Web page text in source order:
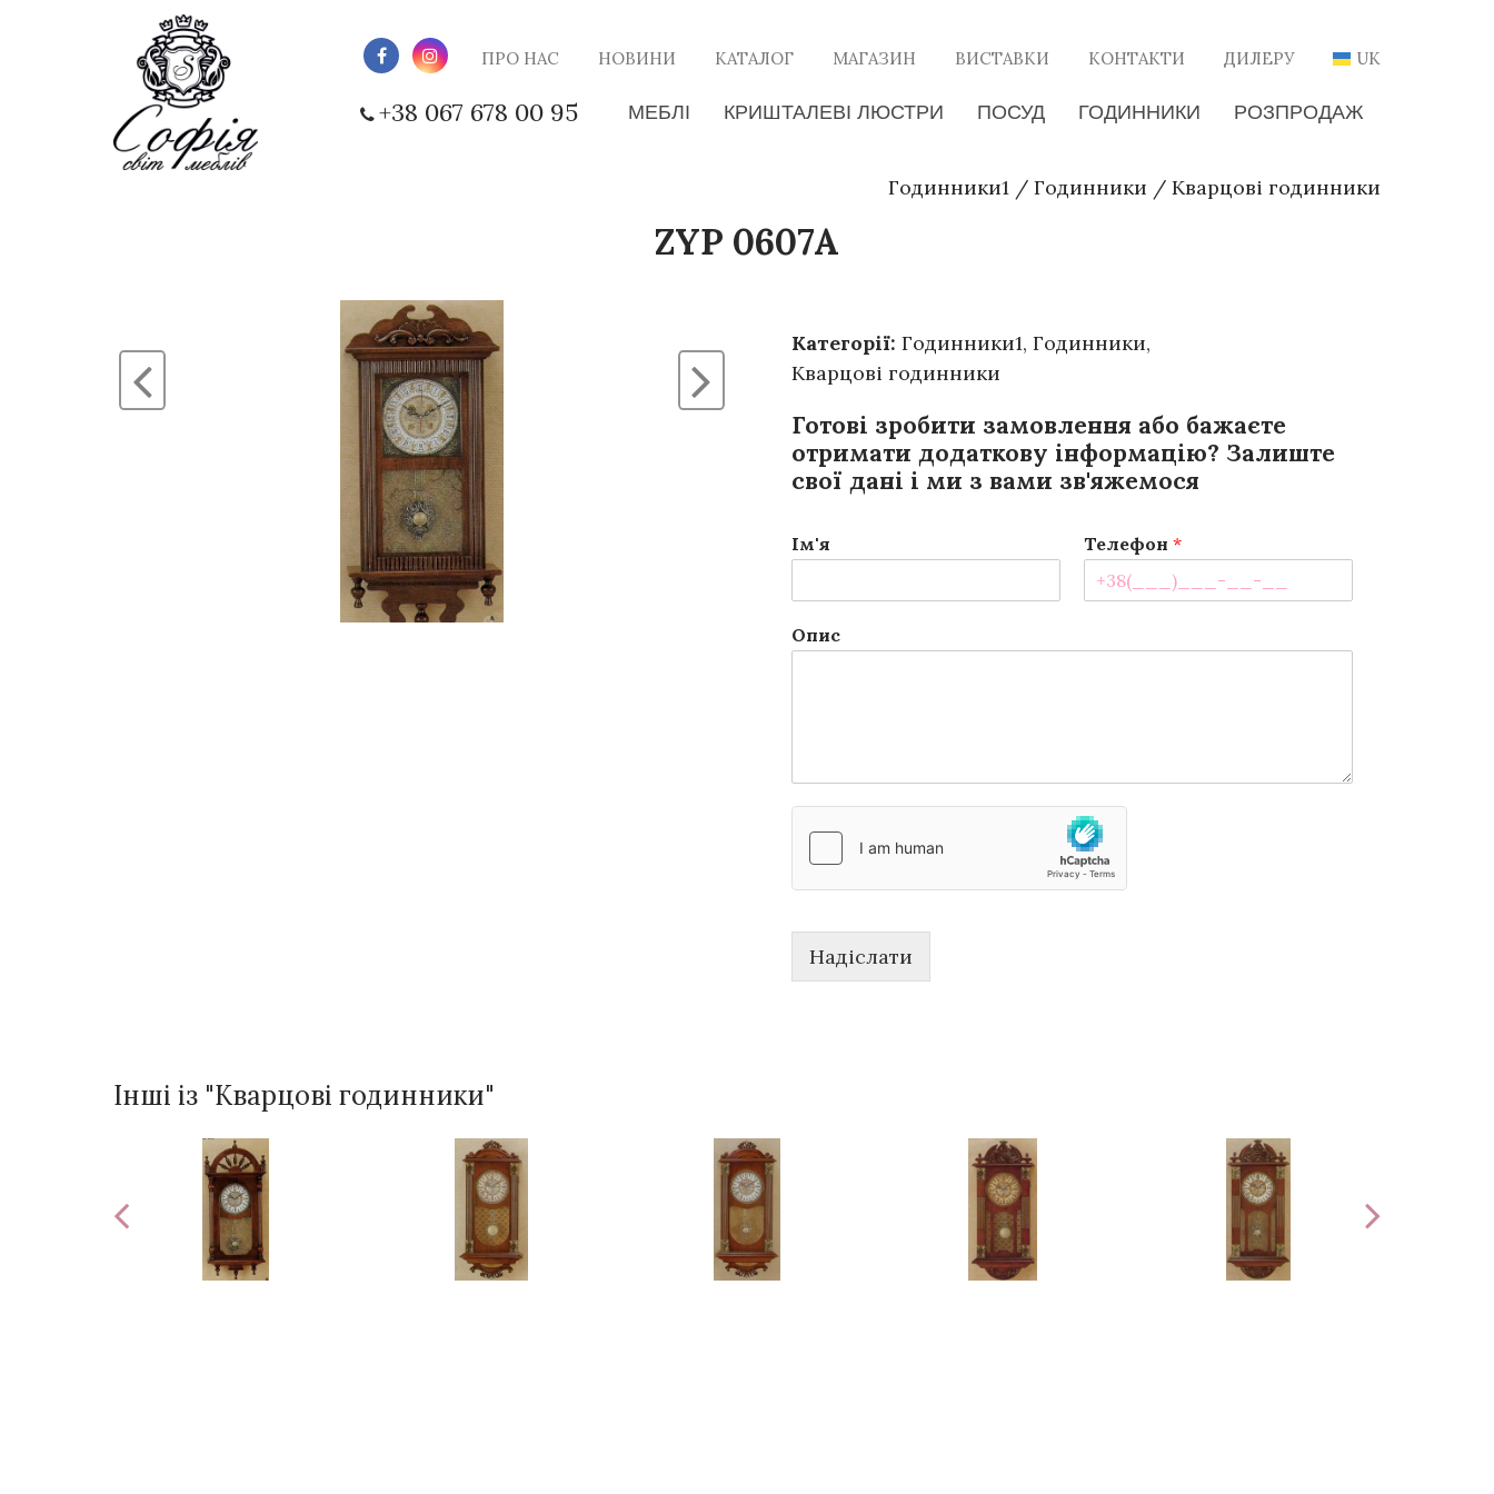
ПРО НАС НОВИНИ КАТАЛОГ МАГАЗИН ВИСТАВКИ КОНТАКТИ ДИЛЕРУ UK
+38 067 678 00 95 МЕБЛІ КРИШТАЛЕВІ ЛЮСТРИ ПОСУД ГОДИННИКИ РОЗПРОДАЖ
Годинники1 / Годинники / Кварцові годинники
ZYP 0607A
Категорії: Годинники1, Годинники,
Кварцові годинники
Готові зробити замовлення або бажаєте
отримати додаткову інформацію? Залиште
свої дані і ми з вами зв'яжемося
Ім'я Телефон *
Опис
Надіслати
Інші із "Кварцові годинники"